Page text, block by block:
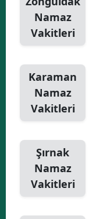
Namaz
Vakitleri
Karaman
Namaz
Vakitleri
Şırnak
Namaz
Vakitleri